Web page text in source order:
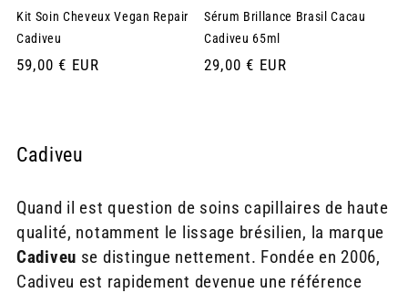
Kit Soin Cheveux Vegan Repair
Cadiveu
Prix
59,00 € EUR
Sérum Brillance Brasil Cacau
Cadiveu 65ml
Prix
29,00 € EUR
Cadiveu
Quand il est question de soins capillaires de haute
qualité, notamment le lissage brésilien, la marque
Cadiveu se distingue nettement. Fondée en 2006,
Cadiveu est rapidement devenue une référence